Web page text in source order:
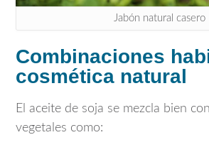
Jabón natural casero
Combinaciones
cosmética natural
El aceite de soja se mezcla bien
vegetales como: